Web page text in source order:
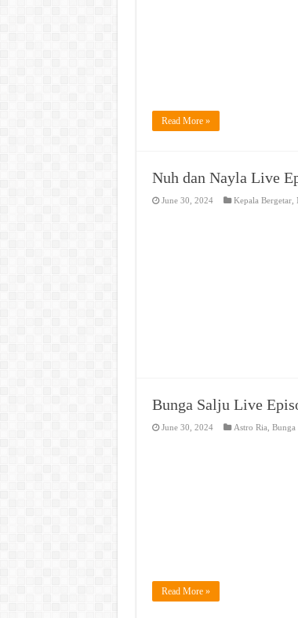
Read More »
Nuh dan Nayla Live
June 30, 2024 Kepala Bergetar,
Bunga Salju Live
June 30, 2024 Astro Ria Bunga
Read More »